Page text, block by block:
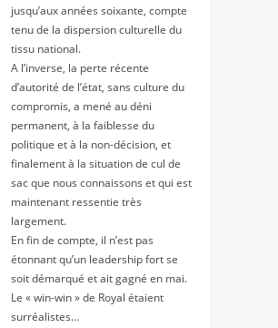
jusqu’aux années soixante, compte
tenu de la dispersion culturelle du
tissu national.
A l’inverse, la perte récente
d’autorité de l’état, sans culture du
compromis, a mené au déni
permanent, à la faiblesse du
politique et à la non-décision, et
finalement à la situation de cul de
sac que nous connaissons et qui est
maintenant ressentie très
largement.
En fin de compte, il n’est pas
étonnant qu’un leadership fort se
soit démarqué et ait gagné en mai.
Le « win-win » de Royal étaient
surréalistes…